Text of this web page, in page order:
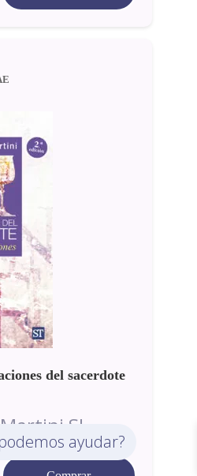
del sacerdote
SJ
ayudar?